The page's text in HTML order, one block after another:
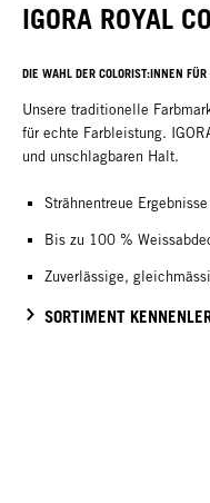
IGORA ROYAL
DIE WAHL DER COLORIST:INNEN
Unsere traditionelle
für echte Farbleistung.
und unschlagbaren Halt.
Strähnentreue Ergebnisse
Bis zu 100 %
Zuverlässige,
SORTIMENT